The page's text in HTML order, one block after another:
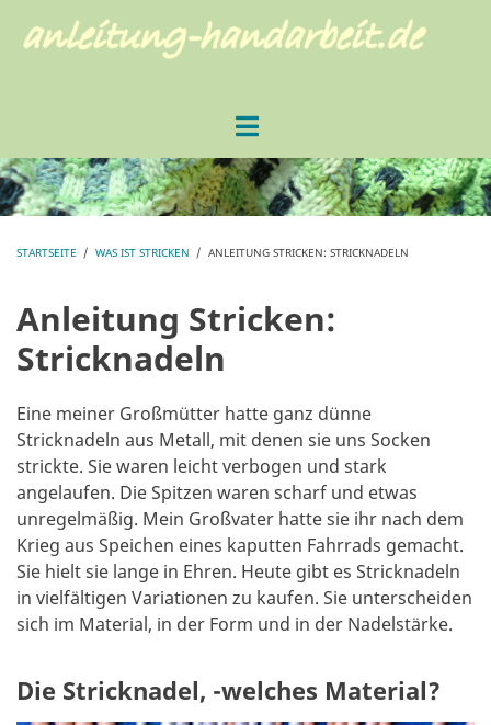
zum
STARTSEITE / WAS IST STRICKEN / ANLEITUNG STRICKEN: STRICKNADELN
Anleitung Stricken:
Stricknadeln
Eine meiner Großmütter hatte ganz dünne
Stricknadeln aus Metall, mit denen sie uns Socken
strickte. Sie waren leicht verbogen und stark
angelaufen. Die Spitzen waren scharf und etwas
unregelmäßig. Mein Großvater hatte sie ihr nach dem
Krieg aus Speichen eines kaputten Fahrrads gemacht.
Sie hielt sie lange in Ehren. Heute gibt es Stricknadeln
in vielfältigen Variationen zu kaufen. Sie unterscheiden
sich im Material, in der Form und in der Nadelstärke.
Die Stricknadel, -welches Material?